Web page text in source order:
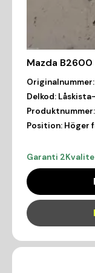
Mazda
Originalnummer:
Delkod:
Produktnummer:
Position: Höger
Garanti 2